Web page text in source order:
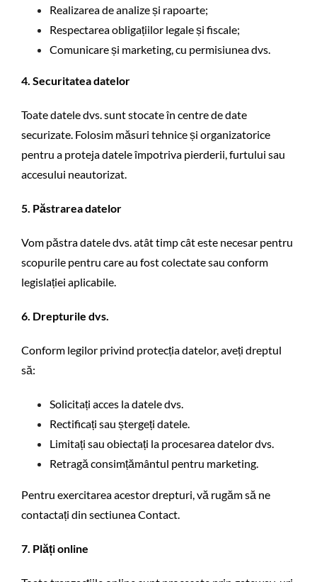
Realizarea de analize și rapoarte;
Respectarea obligațiilor legale și fiscale;
Comunicare și marketing, cu permisiunea dvs.
4. Securitatea datelor
Toate datele dvs. sunt stocate în centre de date
securizate. Folosim măsuri tehnice și organizatorice
pentru a proteja datele împotriva pierderii, furtului sau
accesului neautorizat.
5. Păstrarea datelor
Vom păstra datele dvs. atât timp cât este necesar pentru
scopurile pentru care au fost colectate sau conform
legislației aplicabile.
6. Drepturile dvs.
Conform legilor privind protecția datelor, aveți dreptul
să:
Solicitați acces la datele dvs.
Rectificați sau ștergeți datele.
Limitați sau obiectați la procesarea datelor dvs.
Retragă consimțământul pentru marketing.
Pentru exercitarea acestor drepturi, vă rugăm să ne
contactați din sectiuneaContact.
7. Plăți online